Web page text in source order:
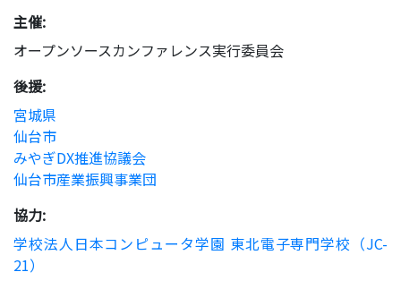
主催:
オープンソースカンファレンス実行委員会
後援:
宮城県
仙台市
みやぎDX推進協議会
仙台市産業振興事業団
協力:
学校法人日本コンピュータ学園 東北電子専門学校（JC-
21）